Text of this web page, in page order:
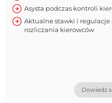
Asysta podczas kontroli
Aktualne stawki i regulacje
rozliczania kierowców
Dowiedz